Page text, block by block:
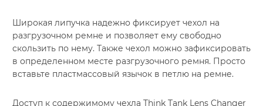
Широкая липучка надежно фиксирует чехол на
разгрузочном ремне и позволяет ему свободно
скользить по нему. Также чехол можно зафиксировать
в определенном месте разгрузочного ремня. Просто
вставьте пластмассовый язычок в петлю на ремне.
Доступ к содержимому чехла Think Tank Lens Changer